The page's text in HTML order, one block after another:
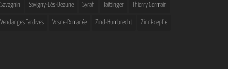
Savagnin Savigny-Lès-Beaune Syrah Taittinger Thierry Germain
Vendanges Tardives Vosne-Romanée Zind-Humbrecht Zinnkoepfle